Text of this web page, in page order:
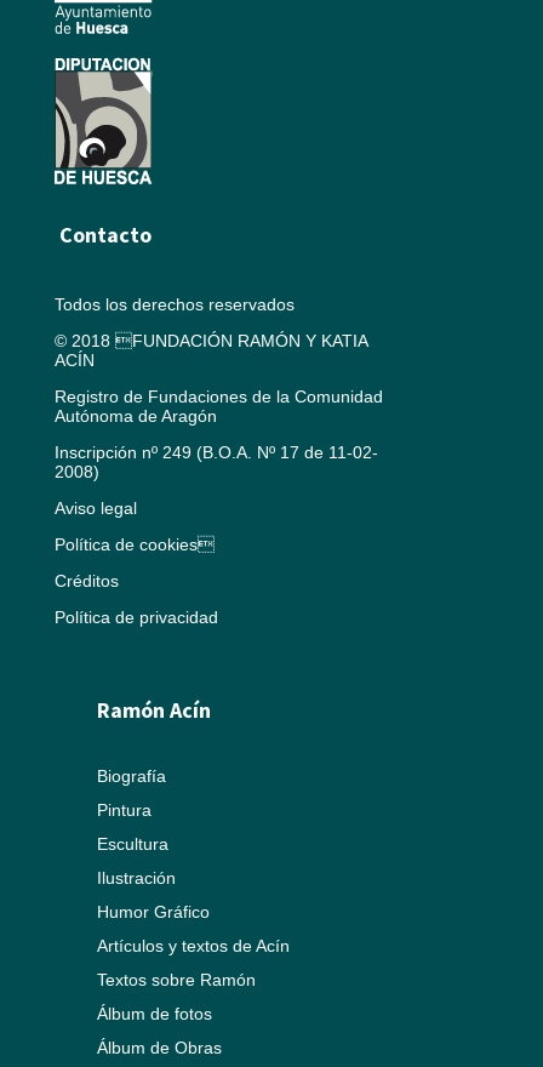
Contacto
Todos los derechos reservados
© 2018 FUNDACIÓN RAMÓN Y KATIA
ACÍN
Registro de Fundaciones de la Comunidad
Autónoma de Aragón
Inscripción nº 249 (B.O.A. Nº 17 de 11-02-
2008)
Aviso legal
Política de cookies
Créditos
Política de privacidad
Ramón Acín
Biografía
Pintura
Escultura
Ilustración
Humor Gráfico
Artículos y textos de Acín
Textos sobre Ramón
Álbum de fotos
Álbum de Obras